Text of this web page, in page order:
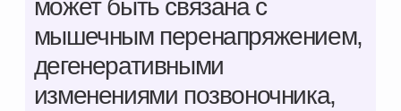
острой или хронической,
локальной или
распространяться в другие
области тела, включая
конечности. Причины боли в